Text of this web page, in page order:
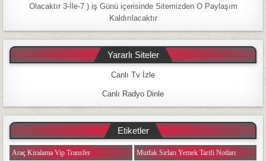
Olacaktır 3-İle-7 ) iş Günü içerisinde Sitemizden O Paylaşım
Kaldırılacaktır
Yararlı Siteler
Canlı Tv İzle
Canlı Radyo Dinle
Etiketler
Araç Kiralama Vip Transfer Mutfak Sırları Yemek Tarifi Notları